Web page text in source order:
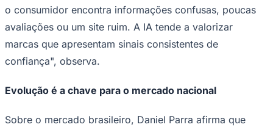
o consumidor encontra informações confusas, poucas
avaliações ou um site ruim. A IA tende a valorizar
marcas que apresentam sinais consistentes de
confiança", observa.
Evolução é a chave para o mercado nacional
Sobre o mercado brasileiro, Daniel Parra afirma que